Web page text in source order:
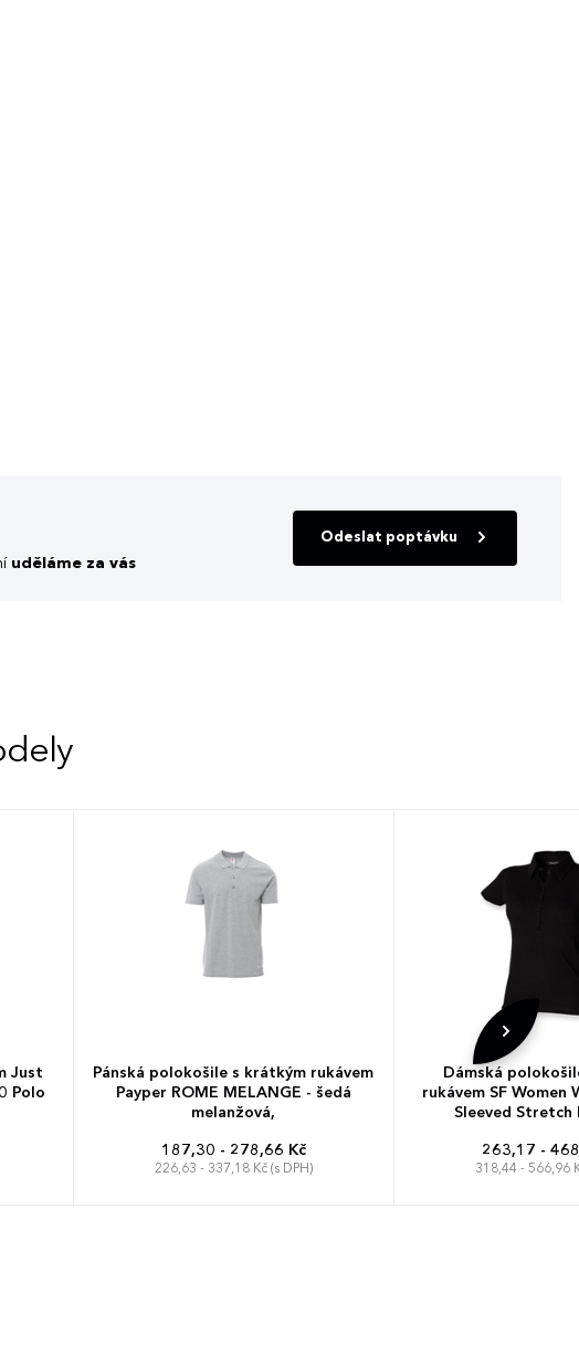
uděláme za vás
Odeslat poptávku
Just
Polo
Pánská polokošile s krátkým rukávem
Payper ROME MELANGE - šedá
melanžová,
187,30 - 278,66 Kč
226,63 - 337,18 Kč (s DPH)
Dámská
rukávem SF Women
Sleeved Stretch
263,17 -
318,44 - 566,96